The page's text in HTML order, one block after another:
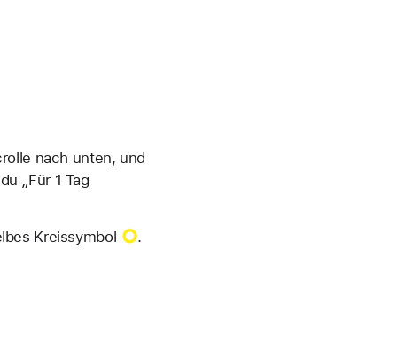
nach unten, und
„Für 1 Tag
Kreissymbol .